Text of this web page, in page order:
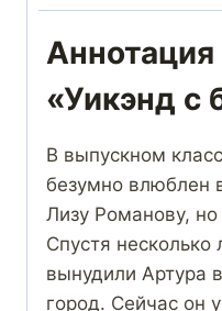
Аннотация
«Уикэнд с
В выпускном
безумно влюблен
Лизу Романову, но
Спустя несколько
вынудили Артура
город. Сейчас он